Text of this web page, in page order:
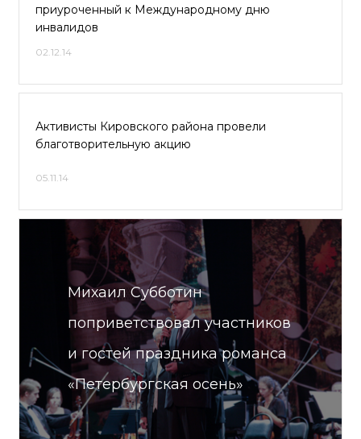
приуроченный к Международному дню
инвалидов
02.12.14
Активисты Кировского района провели
благотворительную акцию
05.11.14
Михаил Субботин
поприветствовал участников
и гостей праздника романса
«Петербургская осень»